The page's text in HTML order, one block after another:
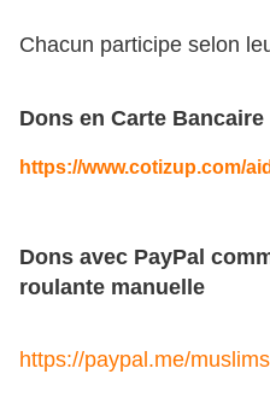
Chacun participe selon
Dons en Carte Bancaire
https://www.cotizup.com/
Dons avec PayPal
roulante manuelle
https://paypal.me/